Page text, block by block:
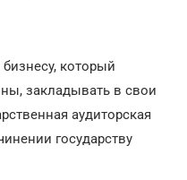
который
закладывать в свои
аудиторская
государству